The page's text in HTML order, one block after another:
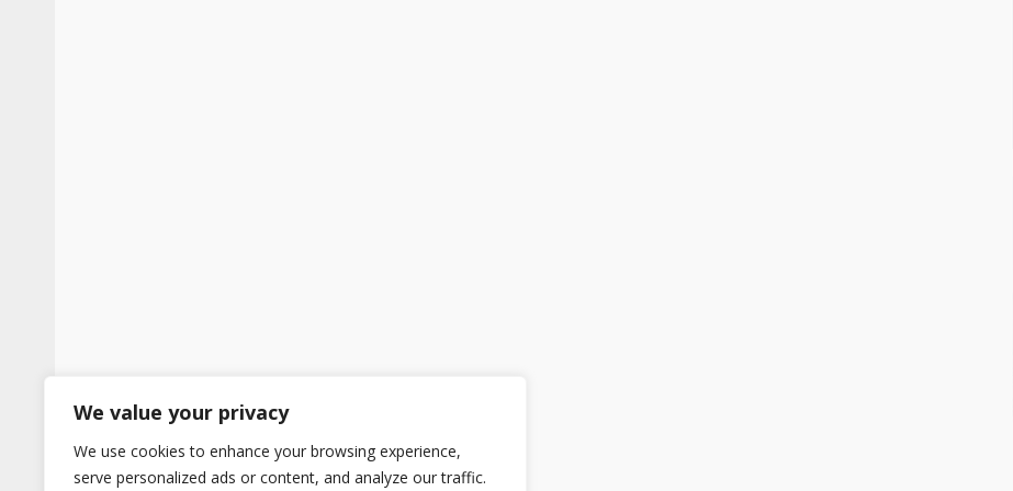
We value your privacy
We use cookies to enhance your browsing experience,
serve personalized ads or content, and analyze our traffic.